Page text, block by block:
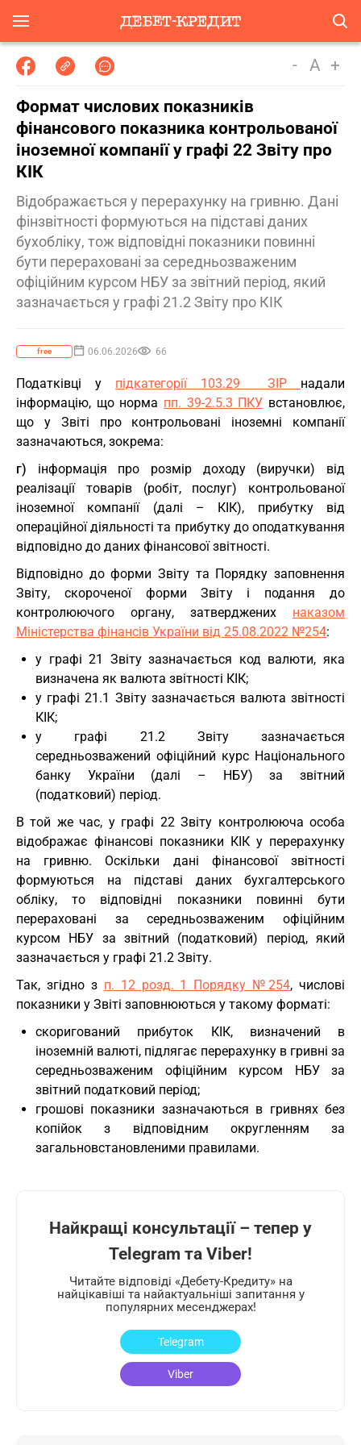
- A +
Формат числових показників
фінансового показника контрольованої
іноземної компанії у графі 22 Звіту про
КІК
Відображається у перерахунку на гривню. Дані
фінзвітності формуються на підставі даних
бухобліку, тож відповідні показники повинні
бути перераховані за середньозваженим
офіційним курсом НБУ за звітний період, який
зазначається у графі 21.2 Звіту про КІК
free 06.06.2026 66
Податківці у підкатегорії 103.29 ЗІР надали
інформацію, що норма пп. 39-2.5.3 ПКУ встановлює,
що у Звіті про контрольовані іноземні компанії
зазначаються, зокрема:
г) інформація про розмір доходу (виручки) від
реалізації товарів (робіт, послуг) контрольованої
іноземної компанії (далі – КІК), прибутку від
операційної діяльності та прибутку до оподаткування
відповідно до даних фінансової звітності.
Відповідно до форми Звіту та Порядку заповнення
Звіту, скороченої форми Звіту і подання до
контролюючого органу, затверджених наказом
Міністерства фінансів України від 25.08.2022 №254:
у графі 21 Звіту зазначається код валюти, яка
визначена як валюта звітності КІК;
у графі 21.1 Звіту зазначається валюта звітності
КІК;
у графі 21.2 Звіту зазначається
середньозважений офіційний курс Національного
банку України (далі – НБУ) за звітний
(податковий) період.
В той же час, у графі 22 Звіту контролююча особа
відображає фінансові показники КІК у перерахунку
на гривню. Оскільки дані фінансової звітності
формуються на підставі даних бухгалтерського
обліку, то відповідні показники повинні бути
перераховані за середньозваженим офіційним
курсом НБУ за звітний (податковий) період, який
зазначається у графі 21.2 Звіту.
Так, згідно з п. 12 розд. 1 Порядку №254, числові
показники у Звіті заповнюються у такому форматі:
скоригований прибуток КІК, визначений в
іноземній валюті, підлягає перерахунку в гривні за
середньозваженим офіційним курсом НБУ за
звітний податковий період;
грошові показники зазначаються в гривнях без
копійок з відповідним округленням за
загальновстановленими правилами.
Найкращі консультації – тепер у
Telegram та Viber!
Читайте відповіді «Дебету-Кредиту» на
найцікавіші та найактуальніші запитання у
популярних месенджерах!
Telegram
Viber